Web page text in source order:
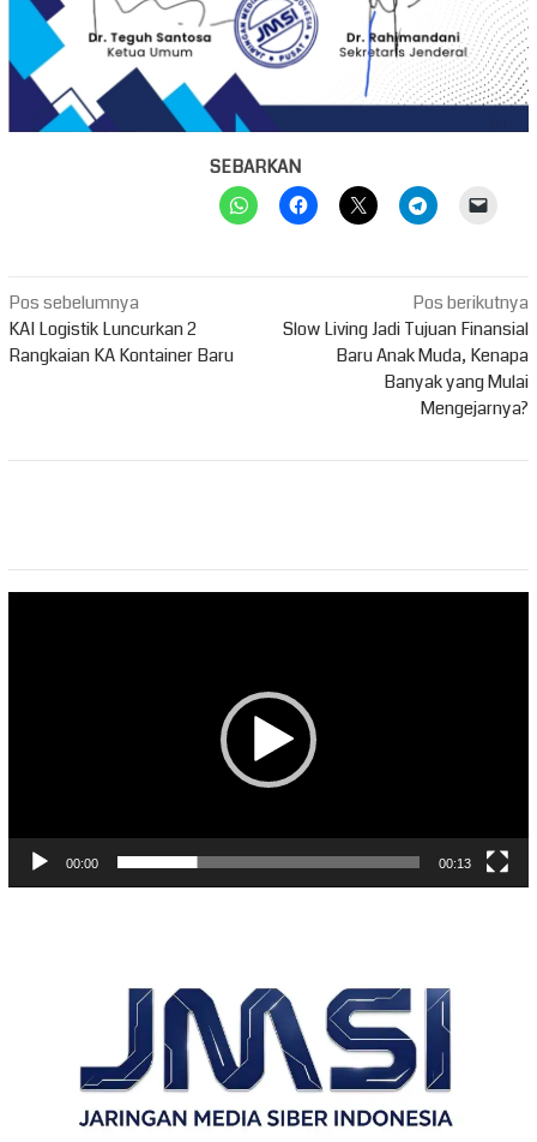
SEBARKAN
Navigasi
pos
Pos sebelumnya
KAI Logistik Luncurkan 2
Rangkaian KA Kontainer Baru
Pos berikutnya
Slow Living Jadi Tujuan Finansial
Baru Anak Muda, Kenapa
Banyak yang Mulai
Mengejarnya?
00:00 00:13